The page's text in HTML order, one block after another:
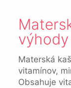
výhody
Materská
vitamínov,
Obsahuje